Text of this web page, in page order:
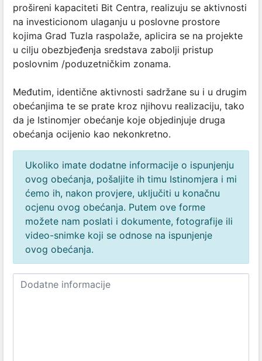
prošireni kapaciteti Bit Centra, realizuju se aktivnosti
na investicionom ulaganju u poslovne prostore
kojima Grad Tuzla raspolaže, aplicira se na projekte
u cilju obezbjeđenja sredstava zabolji pristup
poslovnim /poduzetničkim zonama.
Međutim, identične aktivnosti sadržane su i u drugim
obećanjima te se prate kroz njihovu realizaciju, tako
da je Istinomjer obećanje koje objedinjuje druga
obećanja ocijenio kao nekonkretno.
Ukoliko imate dodatne informacije o ispunjenju
ovog obećanja, pošaljite ih timu Istinomjera i mi
ćemo ih, nakon provjere, uključiti u konačnu
ocjenu ovog obećanja. Putem ove forme
možete nam poslati i dokumente, fotografije ili
video-snimke koji se odnose na ispunjenje
ovog obećanja.